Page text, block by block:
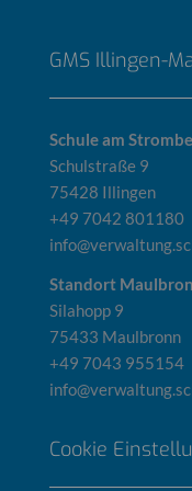
GMS Illingen-
Schule am
Schulstraße 9
75428 Illingen
+49 7042 801180
Standort
Silahopp 9
75433 Maulbronn
+49 7043 955154
Cookie